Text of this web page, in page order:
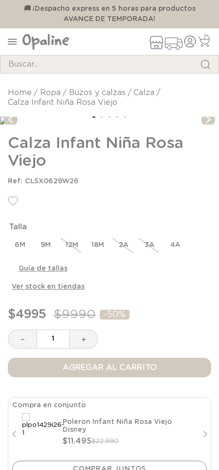
🚚 ¡Despacho express en 5 horas para productos
AVANCE DE TEMPORADA!
ropa buzos y calzas
calza
Calza Infant Niña Rosa Viejo
Calza Infant Niña Rosa
Viejo
CLSX0629W26
Talla
6M 9M 12M 18M 2A 3A 4A
Guía de tallas
Ver stock en tiendas
$4995 $9990 -50%
＋
－
AGREGAR AL CARRITO
Compra en conjunto
Poleron Infant Niña Rosa Viejo
Disney
$11.495$22.990
TÉRMINOS MÁS BUSCADOS
3.
zapatillas
4.
body
5
panty
8.
9.
saco